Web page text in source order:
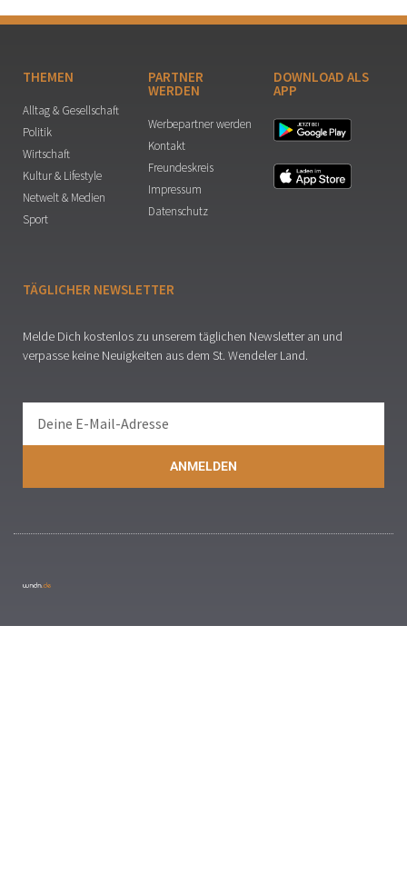
THEMEN
Alltag & Gesellschaft
Politik
Wirtschaft
Kultur & Lifestyle
Netwelt & Medien
Sport
PARTNER
WERDEN
Werbepartner werden
Kontakt
Freundeskreis
Impressum
Datenschutz
DOWNLOAD ALS
APP
TÄGLICHER NEWSLETTER
Melde Dich kostenlos zu unserem täglichen Newsletter an und
verpasse keine Neuigkeiten aus dem St. Wendeler Land.
ANMELDEN